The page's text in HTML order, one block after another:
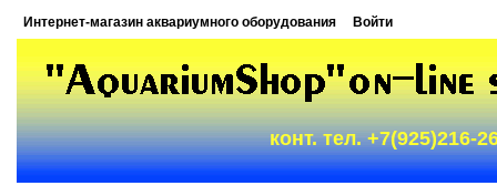
Интернет-магазин аквариумного оборудования Войти
конт. тел. +7(925)216-